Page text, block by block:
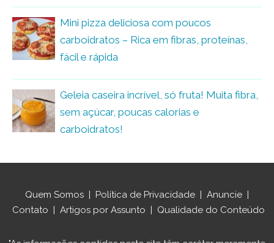
Mini pizza deliciosa com poucos
carboidratos – Rica em fibras, proteínas,
fácil e rápida
Geleia caseira incrível, só fruta! Muita fibra,
sem açúcar, poucas calorias e
carboidratos!
Quem Somos | Política de Privacidade | Anuncie |
Contato | Artigos por Assunto | Qualidade do Conteúdo